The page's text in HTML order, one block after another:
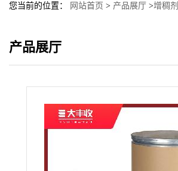
您当前的位置： 网站首页 > 产品展厅 >增稠剂
产品展厅